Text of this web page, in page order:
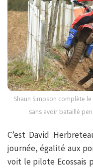
Shaun Simpson complète
sans avoir bataillé
C’est David
journée, égalité aux
voit le pilote Ecossais